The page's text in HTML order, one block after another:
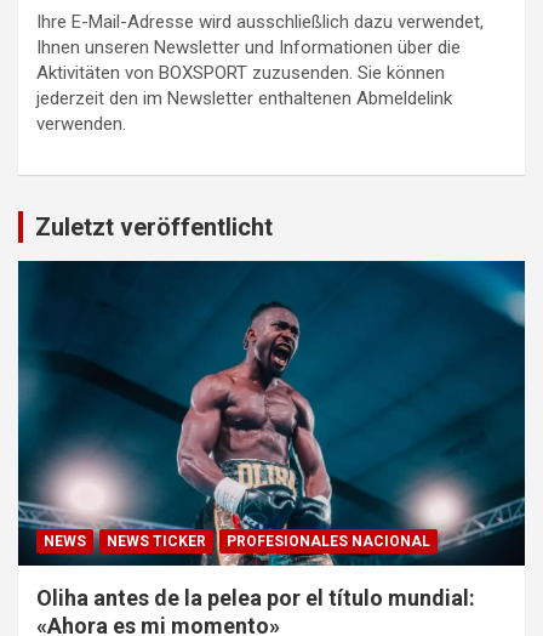
Ihre E-Mail-Adresse wird ausschließlich dazu verwendet,
Ihnen unseren Newsletter und Informationen über die
Aktivitäten von BOXSPORT zuzusenden. Sie können
jederzeit den im Newsletter enthaltenen Abmeldelink
verwenden.
Zuletzt veröffentlicht
NEWS NEWS TICKER PROFESIONALES NACIONAL
Oliha antes de la pelea por el título mundial:
«Ahora es mi momento»